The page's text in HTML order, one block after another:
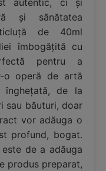
autentic, ci și
și sănătatea
de 40ml
îmbogățită cu
pentru a
o operă de artă
de la
sau băuturi, doar
vor adăuga o
profund, bogat.
de a adăuga
produs preparat,